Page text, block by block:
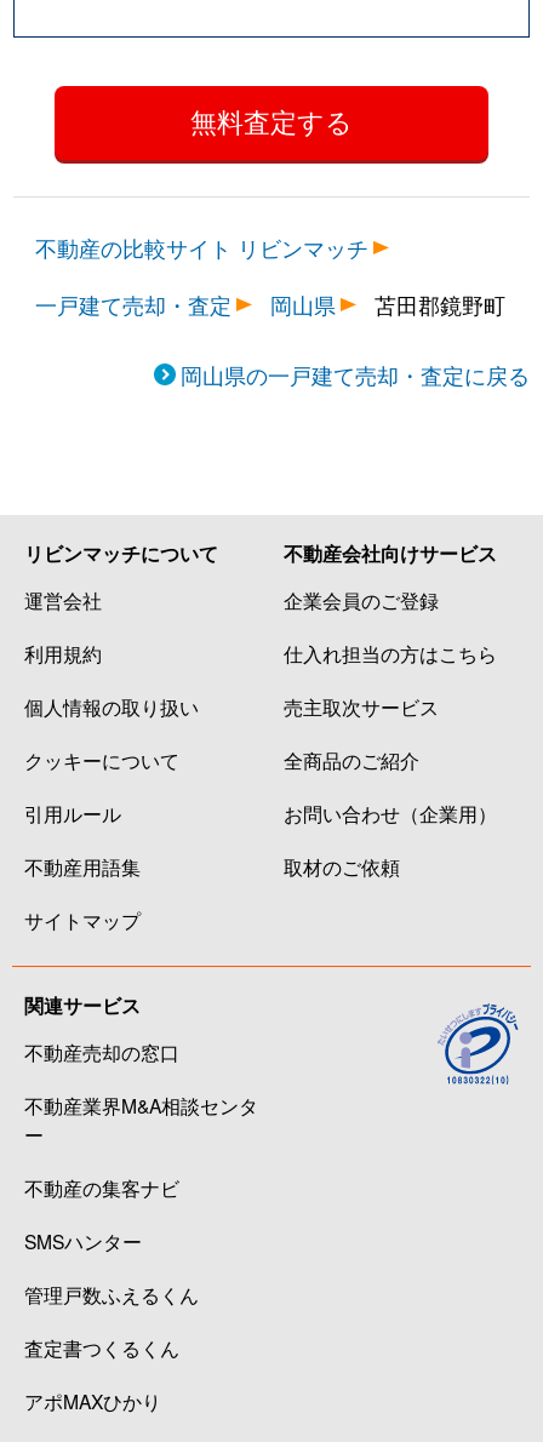
不動産の比較サイト リビンマッチ
一戸建て売却・査定
岡山県 苫田郡鏡野町
岡山県の一戸建て売却・査定に戻る
リビンマッチについて
運営会社
利用規約
個人情報の取り扱い
クッキーについて
引用ルール
不動産用語集
サイトマップ
不動産会社向けサービス
企業会員のご登録
仕入れ担当の方はこちら
売主取次サービス
全商品のご紹介
お問い合わせ（企業用）
取材のご依頼
関連サービス
不動産売却の窓口
不動産業界M&A相談センタ
ー
不動産の集客ナビ
SMSハンター
管理戸数ふえるくん
査定書つくるくん
アポMAXひかり